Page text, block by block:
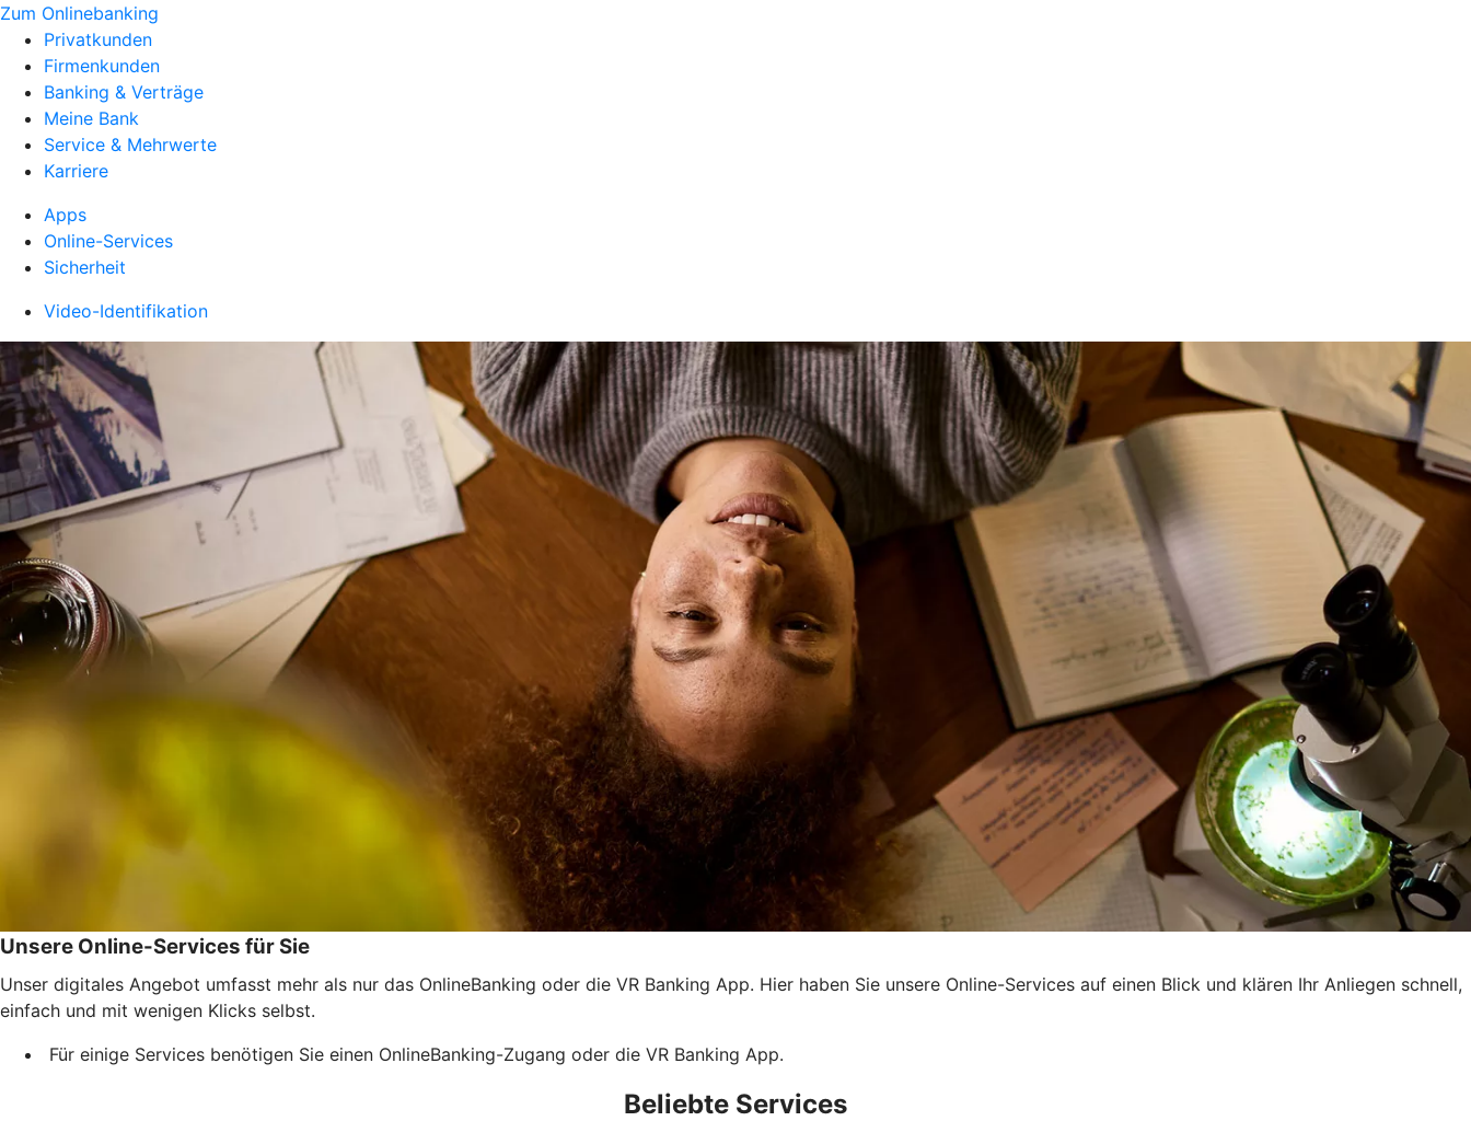
Zum Onlinebanking
Privatkunden
Firmenkunden
Banking & Verträge
Meine Bank
Service & Mehrwerte
Karriere
Apps
Online-Services
Sicherheit
Video-Identifikation
Unsere Online-Services für Sie
Unser digitales Angebot umfasst mehr als nur das OnlineBanking oder die VR Banking App. Hier haben Sie unsere Online-Services auf einen Blick und klären Ihr Anliegen schnell,
einfach und mit wenigen Klicks selbst.
Für einige Services benötigen Sie einen OnlineBanking-Zugang oder die VR Banking App.
Beliebte Services